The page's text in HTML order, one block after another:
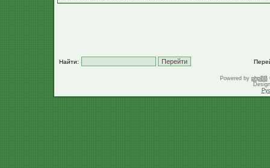
Найти:
Powered by phpBB